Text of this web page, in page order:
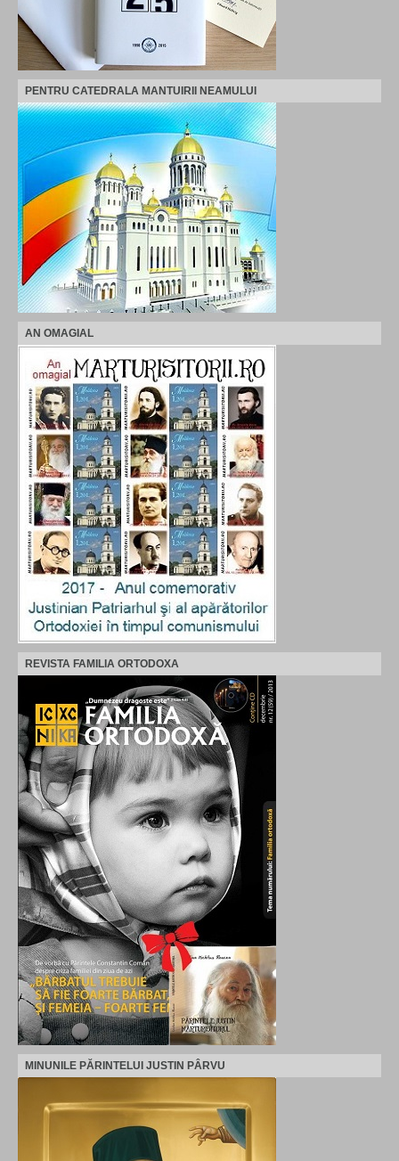
PENTRU CATEDRALA MANTUIRII NEAMULUI
AN OMAGIAL
REVISTA FAMILIA ORTODOXA
MINUNILE PĂRINTELUI JUSTIN PÂRVU